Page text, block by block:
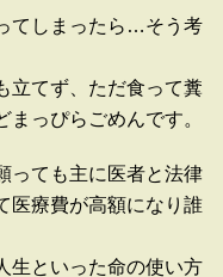
てしまったら…そう考
立てず、ただ食って糞
っぴらごめんです。
っても主に医者と法律
医療費が高額になり誰
生といった命の使い方